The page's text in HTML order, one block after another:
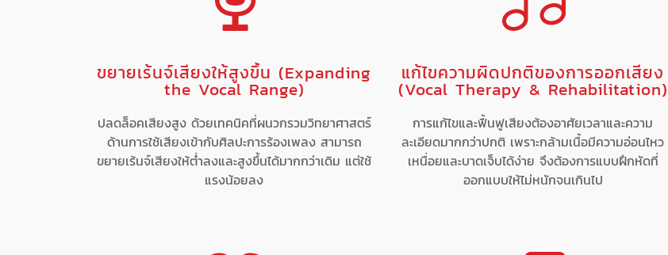
ขยายเร้นจ์เสียงให้สูงขึ้น (Expanding
the Vocal Range)
ปลดล็อคเสียงสูง ด้วยเทคนิคที่ผนวกรวมวิทยาศาสตร์
ด้านการใช้เสียงเข้ากับศิลปะการร้องเพลง สามารถ
ขยายเร้นจ์เสียงให้ต่ำลงและสูงขึ้นได้มากกว่าเดิม แต่ใช้
แรงน้อยลง
แก้ไขความผิดปกติของการออกเสียง
(Vocal Therapy & Rehabilitation)
การแก้ไขและฟื้นฟูเสียงต้องอาศัยเวลาและความ
ละเอียดมากกว่าปกติ เพราะกล้ามเนื้อมีความอ่อนไหว
เหนื่อยและบาดเจ็บได้ง่าย จึงต้องการแบบฝึกหัดที่
ออกแบบให้ไม่หนักจนเกินไป